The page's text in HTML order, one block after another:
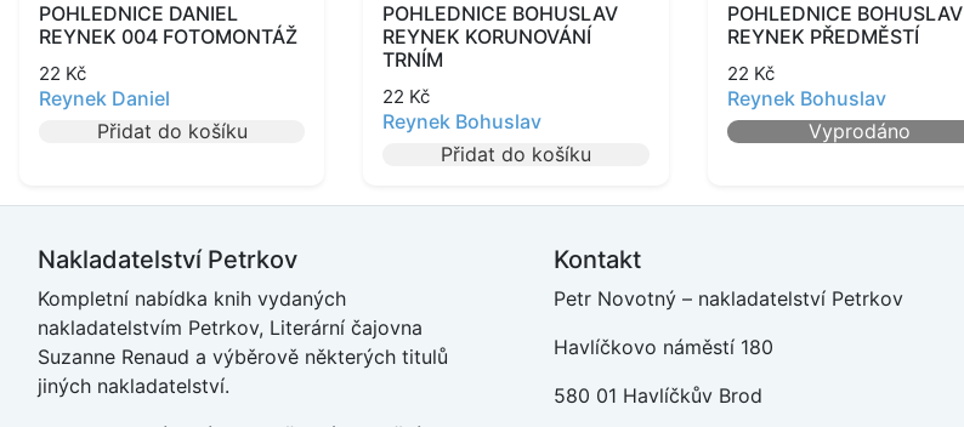
POHLEDNICE DANIEL
REYNEK 004 FOTOMONTÁŽ
22 Kč
Reynek Daniel
Přidat do košíku
POHLEDNICE BOHUSLAV
REYNEK KORUNOVÁNÍ
TRNÍM
22 Kč
Reynek Bohuslav
Přidat do košíku
POHLEDNICE BOHUSLAV
REYNEK PŘEDMĚSTÍ
22 Kč
Reynek Bohuslav
Vyprodáno
Nakladatelství Petrkov
Kompletní nabídka knih vydaných
nakladatelstvím Petrkov, Literární čajovna
Suzanne Renaud a výběrově některých titulů
jiných nakladatelství.
Kontakt
Petr Novotný – nakladatelství Petrkov
Havlíčkovo náměstí 180
580 01 Havlíčkův Brod